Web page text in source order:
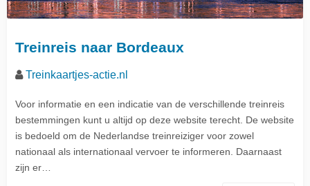
Treinreis naar Bordeaux
Treinkaartjes-actie.nl
Voor informatie en een indicatie van de verschillende treinreis
bestemmingen kunt u altijd op deze website terecht. De website
is bedoeld om de Nederlandse treinreiziger voor zowel
nationaal als internationaal vervoer te informeren. Daarnaast
zijn er…